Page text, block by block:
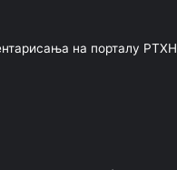
на порталу РТХН